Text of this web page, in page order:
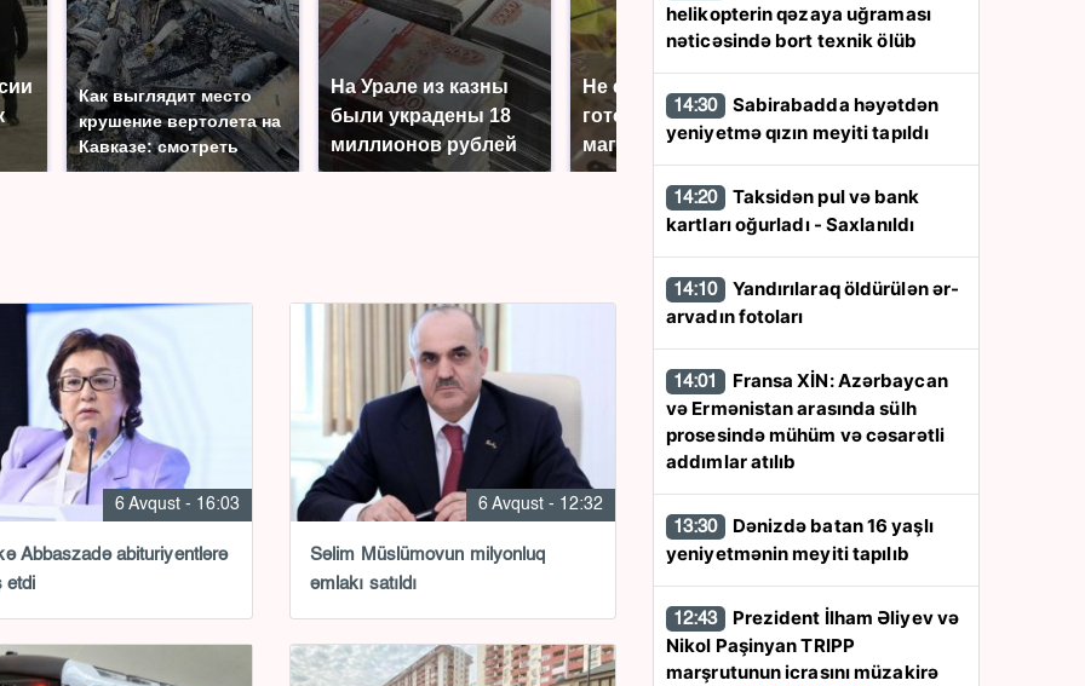
Как выглядит место
крушение вертолета на
Кавказе: смотреть
На Урале из казны
были украдены 18
миллионов рублей
Не ешьте эту
готовую еду из
магазина: список
жестокое убийство
криптомиллионера
6 Avqust - 16:03
Abbaszadə abituriyentlərə
etdi
6 Avqust - 12:32
Səlim Müslümovun milyonluq
əmlakı satıldı
helikopterin qəzaya uğraması
nəticəsində bort texnik ölüb
14:30
yeniyetmə qızın meyiti tapıldı
14:20
kartları oğurladı - Saxlanıldı
14:10
arvadın fotoları
14:01
və Ermənistan arasında sülh
prosesində mühüm və cəsarətli
addımlar atılıb
13:30
yeniyetmənin meyiti tapılıb
12:43
Nikol Paşinyan TRIPP
marşrutunun icrasını müzakirə